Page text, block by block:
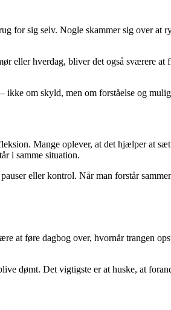
for sig selv. Nogle skammer sig over at
eller hverdag, bliver det også sværere
ikke om skyld, men om forståelse og
Mange oplever, at det hjælper at
i samme situation.
eller kontrol. Når man forstår
føre dagbog over, hvornår trangen
dømt. Det vigtigste er at huske, at